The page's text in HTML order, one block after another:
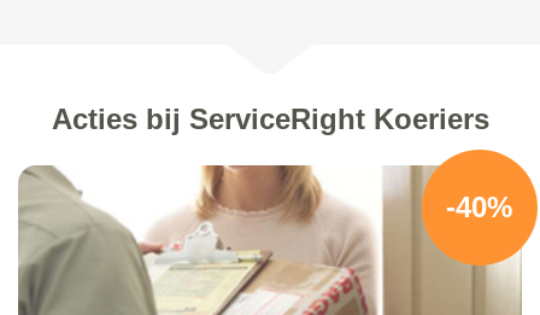
Acties bij ServiceRight Koeriers
-40%